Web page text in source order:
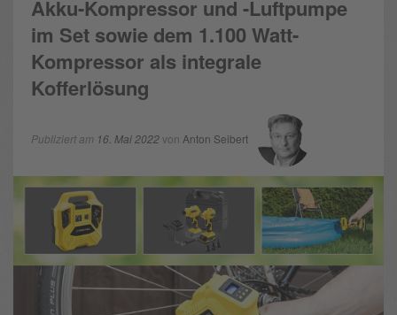
Akku-Kompressor und -Luftpumpe
im Set sowie dem 1.100 Watt-
Kompressor als integrale
Kofferlösung
Publiziert am 16. Mai 2022von Anton Seibert